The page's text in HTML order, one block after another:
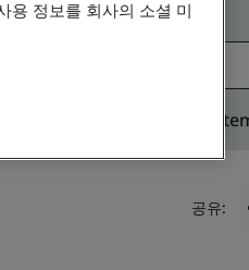
공유:
용 정보를 회사의 소셜 미